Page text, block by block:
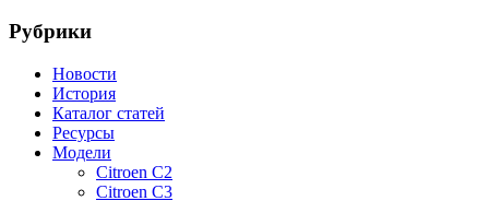
Рубрики
Новости
История
Каталог статей
Ресурсы
Модели
Citroen C2
Citroen C3